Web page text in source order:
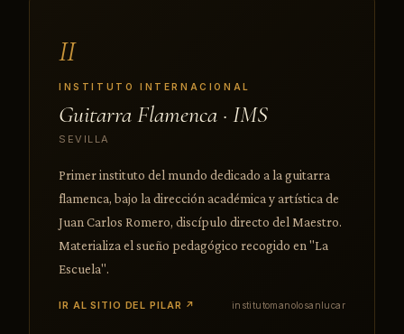
II
INSTITUTO INTERNACIONAL
Guitarra Flamenca · IMS
SEVILLA
Primer instituto del mundo dedicado a la guitarra
flamenca, bajo la dirección académica y artística de
Juan Carlos Romero, discípulo directo del Maestro.
Materializa el sueño pedagógico recogido en "La
Escuela".
IR AL SITIO DEL PILAR ↗ institutomanolosanlucar